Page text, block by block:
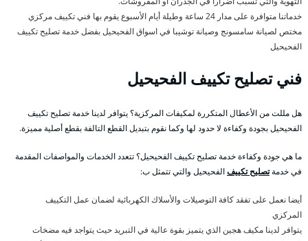
خدماتنا متوافرة على مدار 24 ساعة وطيلة أيام الأسبوع يقوم بها فني تكييف مركزي
مختص لصيانة سامسونج وصيانة توشيبا في اسواق الفحيحيل بفضل خدمة تصليح تكييف
الفحيحيل
فني تصليح تكييف الفحيحيل
هل مللت من الأعطال المتكررة لمكيفات المركزية؟ يتوافر لدينا خدمة تصليح تكييف
الفحيحيل بجودة وكفاءة لا حدود لها وكما نقوم بتبديل القطع التالفة بقطع أصلية مميزة.
ما هي جودة وكفاءة خدمة تصليح تكييف الفحيحيل؟ تتعدد الخدمات والمواصفات المقدمة
في خدمةتصليح تكييفالفحيحيل والتي تتمثل ب:
أيضا نعمل على تفقد كافة التوصيلات والأسلاك الكهربائية لضمان عمل التكييف
المركزي
يتوافر لدينا مكيف هجين الذي يتميز بقوة عالية في التبريد حيث يتواجد فيه مضخات